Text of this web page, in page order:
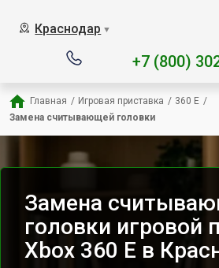
Краснодар ▼
+7 (800)
Главная / Игровая приставка / 360 E /
Замена считывающей головки
Замена
головки игровой
Xbox 360 E в